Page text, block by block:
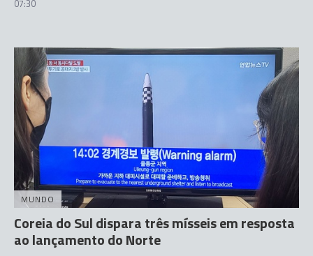
07:30
MUNDO
Coreia do Sul dispara três mísseis em resposta
ao lançamento do Norte